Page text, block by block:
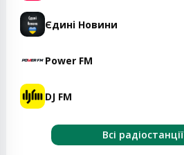
Єдині Новини
Power FM
DJ FM
Всі радіостанції